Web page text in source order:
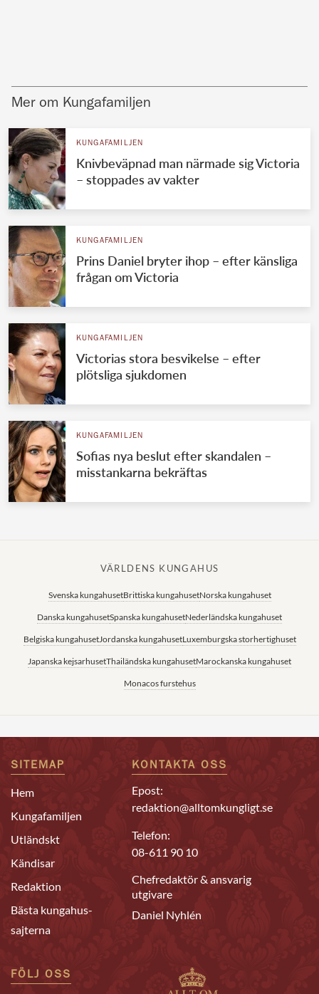
Mer om Kungafamiljen
KUNGAFAMILJEN
Knivbeväpnad man närmade sig Victoria
– stoppades av vakter
KUNGAFAMILJEN
Prins Daniel bryter ihop – efter känsliga
frågan om Victoria
KUNGAFAMILJEN
Victorias stora besvikelse – efter
plötsliga sjukdomen
KUNGAFAMILJEN
Sofias nya beslut efter skandalen –
misstankarna bekräftas
VÄRLDENS KUNGAHUS
Svenska kungahusetBrittiska kungahusetNorska kungahuset
Danska kungahusetSpanska kungahusetNederländska kungahuset
Belgiska kungahusetJordanska kungahusetLuxemburgska storhertighuset
Japanska kejsarhusetThailändska kungahusetMarockanska kungahuset
Monacos furstehus
SITEMAP
Hem
Kungafamiljen
Utländskt
Kändisar
Redaktion
Bästa kungahus-
sajterna
KONTAKTA OSS
Epost:
redaktion@alltomkungligt.se
Telefon:
08-611 90 10
Chefredaktör & ansvarig
utgivare
Daniel Nyhlén
FÖLJ OSS